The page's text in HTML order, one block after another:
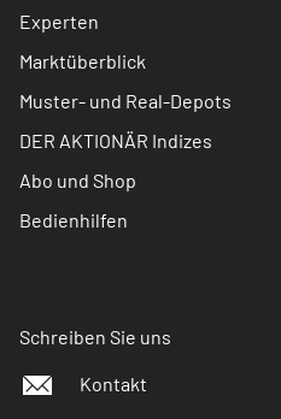
Experten
Marktüberblick
Muster- und Real-Depots
DER AKTIONÄR Indizes
Abo und Shop
Bedienhilfen
Schreiben Sie uns
Kontakt